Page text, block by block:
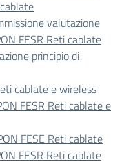
valutazione
FESR Reti cablate
principio di
cablate e wireless
FESR Reti cablate e
FESE Reti cablate
FESR Reti cablate